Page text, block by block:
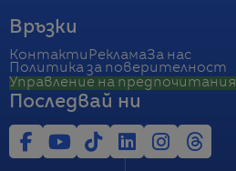
Връзки
Контакти РекламаЗа нас
Политика за поверителност
Управление на предпочитания
Последвай ни